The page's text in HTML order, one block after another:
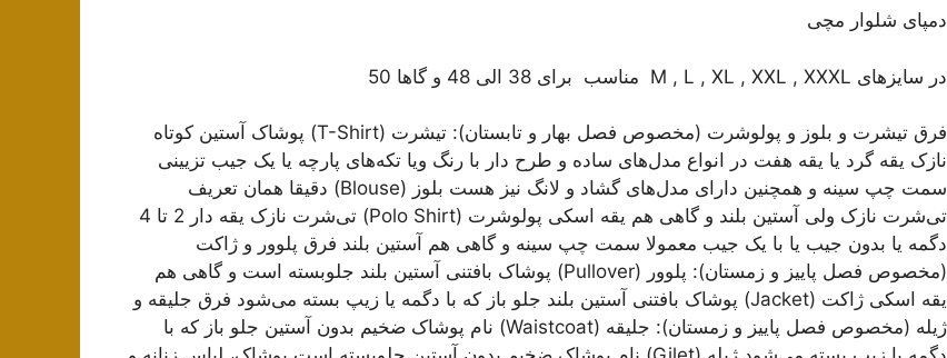
دمپای شلوار مچی
در سایزهای M , L , XL , XXL , XXXL مناسب برای 38 الی 48 و گاها 50
فرق تیشرت و بلوز و پولوشرت (مخصوص فصل بهار و تابستان): تیشرت (T-Shirt) پوشاک آستین کوتاه
نازک یقه گرد یا یقه هفت در انواع مدل‌های ساده و طرح دار با رنگ ویا تکه‌های پارچه یا یک جیب تزیینی
سمت چپ سینه و همچنین دارای مدل‌های گشاد و لانگ نیز هست بلوز (Blouse) دقیقا همان تعریف
تی‌شرت نازک ولی آستین بلند و گاهی هم یقه اسکی پولوشرت (Polo Shirt) تی‌شرت نازک یقه دار 2 تا 4
دگمه یا بدون جیب یا با یک جیب معمولا سمت چپ سینه و گاهی هم آستین بلند فرق پلوور و ژاکت
(مخصوص فصل پاییز و زمستان): پلوور (Pullover) پوشاک بافتنی آستین بلند جلوبسته است و گاهی هم
یقه اسکی ژاکت (Jacket) پوشاک بافتنی آستین بلند جلو باز که با دگمه یا زیپ بسته می‌شود فرق جلیقه و
ژیله (مخصوص فصل پاییز و زمستان): جلیقه (Waistcoat) نام پوشاک ضخیم بدون آستین جلو باز که با